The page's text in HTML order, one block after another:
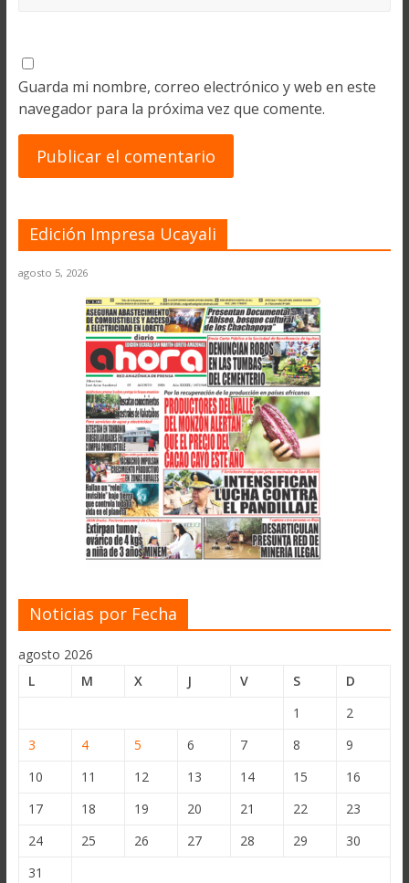
Guarda mi nombre, correo electrónico y web en este
navegador para la próxima vez que comente.
Edición Impresa Ucayali
agosto 5, 2026
Noticias por Fecha
agosto 2026
L
M X J V S
D
1
2
3
4 5 6 7 8
9
10
11 12 13 14 15
16
17
18 19 20 21 22
23
24
25 26 27 28 29
30
31